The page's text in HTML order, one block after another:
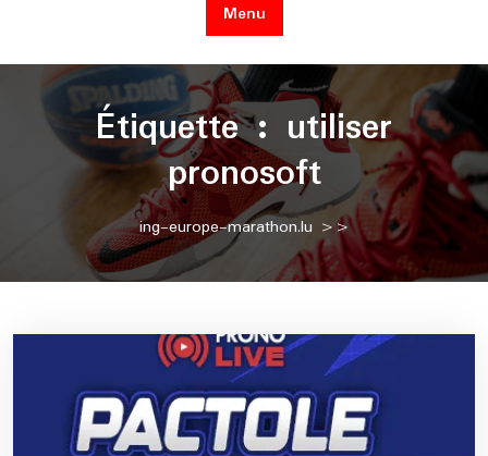
Menu
Étiquette : utiliser
pronosoft
ing-europe-marathon.lu >>